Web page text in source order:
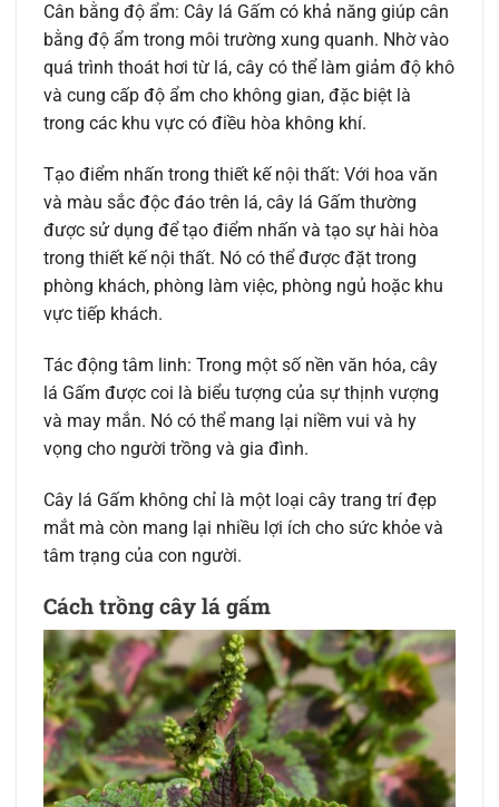
Cân bằng độ ẩm: Cây lá Gấm có khả năng giúp cân
bằng độ ẩm trong môi trường xung quanh. Nhờ vào
quá trình thoát hơi từ lá, cây có thể làm giảm độ khô
và cung cấp độ ẩm cho không gian, đặc biệt là
trong các khu vực có điều hòa không khí.
Tạo điểm nhấn trong thiết kế nội thất: Với hoa văn
và màu sắc độc đáo trên lá, cây lá Gấm thường
được sử dụng để tạo điểm nhấn và tạo sự hài hòa
trong thiết kế nội thất. Nó có thể được đặt trong
phòng khách, phòng làm việc, phòng ngủ hoặc khu
vực tiếp khách.
Tác động tâm linh: Trong một số nền văn hóa, cây
lá Gấm được coi là biểu tượng của sự thịnh vượng
và may mắn. Nó có thể mang lại niềm vui và hy
vọng cho người trồng và gia đình.
Cây lá Gấm không chỉ là một loại cây trang trí đẹp
mắt mà còn mang lại nhiều lợi ích cho sức khỏe và
tâm trạng của con người.
Cách trồng cây lá gấm